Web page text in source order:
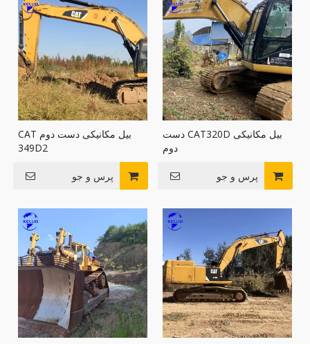
بیل مکانیکی CAT320D دست
دوم
پرس و جو
بیل مکانیکی دست دوم CAT
349D2
پرس و جو